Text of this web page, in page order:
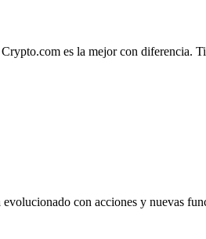
es la mejor con
con acciones y nuevas